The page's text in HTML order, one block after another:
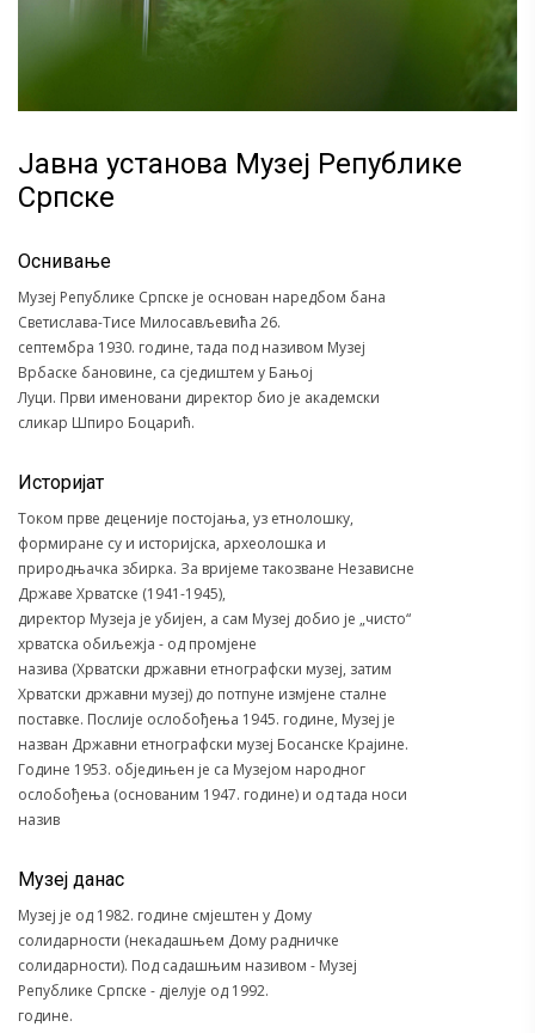
Јaвна установа Музеј Републике
Српске
Оснивање
Музеј Републике Српске је основан наредбом бана
Светислава-Тисе Милосављевића 26.
септембра 1930. године, тада под називом Музеј
Врбаске бановине, са сједиштем у Бањој
Луци. Први именовани директор био је академски
сликар Шпиро Боцарић.
Историјат
Током прве деценије постојања, уз етнолошку,
формиране су и историјска, археолошка и
природњачка збирка. За вријеме такозване Независне
Државе Хрватске (1941-1945),
директор Музеја је убијен, а сам Музеј добио је „чисто“
хрватска обиљежја - од промјене
назива (Хрватски државни етнографски музеј, затим
Хрватски државни музеј) до потпуне измјене сталне
поставке. Послије ослобођења 1945. године, Музеј је
назван Државни етнографски музеј Босанске Крајине.
Године 1953. обједињен је са Музејом народног
ослобођења (основаним 1947. године) и од тада носи
назив
Музеј данас
Музеј је од 1982. године смјештен у Дому
солидарности (некадашњем Дому радничке
солидарности). Под садашњим називом - Музеј
Републике Српске - дјелује од 1992.
године.